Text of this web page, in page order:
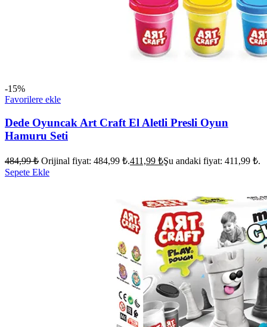
-15%
Favorilere ekle
Dede Oyuncak Art Craft El Aletli Presli Oyun
Hamuru Seti
484,99₺ Orijinal fiyat: 484,99 ₺.411,99 ₺Şu andaki fiyat: 411,99 ₺.
Sepete Ekle